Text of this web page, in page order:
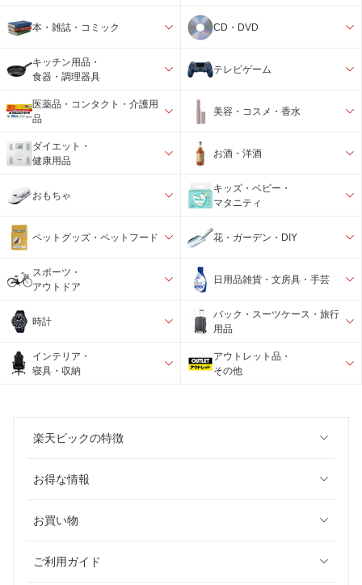
本・雑誌・コミック CD・DVD
キッチン用品・
食器・調理器具
テレビゲーム
医薬品・コンタクト・介護用
品
美容・コスメ・香水
ダイエット・
健康用品
お酒・洋酒
おもちゃ
キッズ・ベビー・
マタニティ
ペットグッズ・ペットフード 花・ガーデン・DIY
スポーツ・
アウトドア
日用品雑貨・文房具・手芸
時計
バック・スーツケース・旅行
用品
インテリア・
寝具・収納
アウトレット品・
その他
楽天ビックの特徴
お得な情報
お買い物
ご利用ガイド